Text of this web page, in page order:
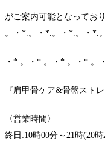
がご案内可能となっており
。・*.。・*.。・*.。・*.
・*.。・*.。・*.。・*.。
『肩甲骨ケア&骨盤スト
〈営業時間〉
終日:10時00分～21時(20